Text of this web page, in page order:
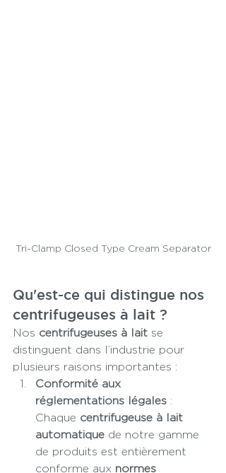
Tri-Clamp Closed Type Cream Separator
Qu'est-ce qui distingue nos
centrifugeuses à lait ?
Nos centrifugeuses à lait se
distinguent dans l’industrie pour
plusieurs raisons importantes :
Conformité aux
réglementations légales :
Chaque centrifugeuse à lait
automatique de notre gamme
de produits est entièrement
conforme aux normes